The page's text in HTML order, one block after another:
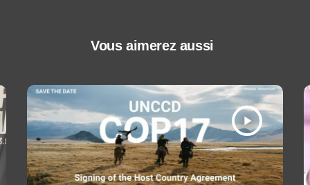
Vous aimerez aussi
play_arrow